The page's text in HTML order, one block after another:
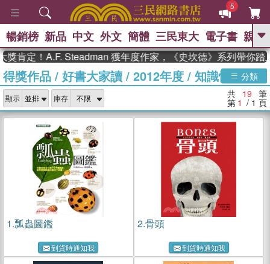
5
GO
熱搜： 東野圭吾 、 高希均教授回憶錄
、 The Odyssey 、 父親節 、 如果歷
國際布克
獎 臺灣漫遊錄 、 方念華 、 台灣的李
、 數學女孩：黎曼猜想
偉大的迷走神經
暢銷榜 新品 中文 外文 簡體 三民東大 電子書 親子
定！A.F. Steadman 獲年度作家，《史坎德》系列帶你踏上
得獎作品 / 好書大家讀 / 2012年度 / 知識性讀物組
分類
顯示 庫存 共 19 筆
第 1 / 1 頁
1.瓢蟲圖鑑
到貨時通知我
2.骨頭
到貨時通知我